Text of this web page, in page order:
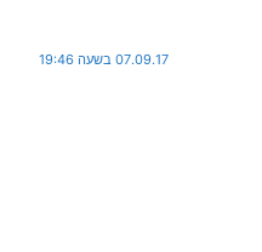
07.09.17 בשעה 19:46